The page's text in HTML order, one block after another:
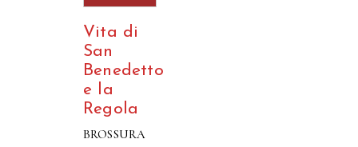
Vita di
San
Benedetto
e la
Regola
BROSSURA